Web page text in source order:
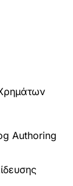
Authoring